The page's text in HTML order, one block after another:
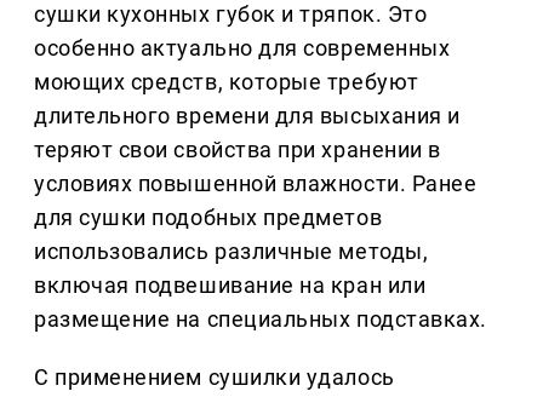
сушки кухонных губок и тряпок. Это
особенно актуально для современных
моющих средств, которые требуют
длительного времени для высыхания и
теряют свои свойства при хранении в
условиях повышенной влажности. Ранее
для сушки подобных предметов
использовались различные методы,
включая подвешивание на кран или
размещение на специальных подставках.
С применением сушилки удалось